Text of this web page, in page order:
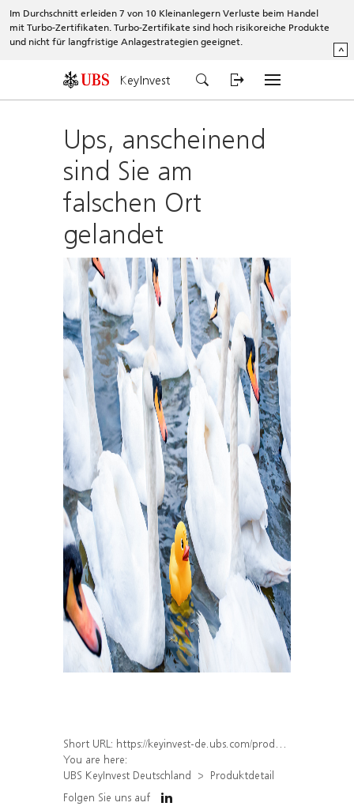
Im Durchschnitt erleiden 7 von 10 Kleinanlegern Verluste beim Handel
mit Turbo-Zertifikaten. Turbo-Zertifikate sind hoch risikoreiche Produkte
und nicht für langfristige Anlagestrategien geeignet.
^
KeyInvest
Ups, anscheinend
sind Sie am
falschen Ort
gelandet
Short URL: https://keyinvest-de.ubs.com/produkt/detail/index/isin/DE000WA8AWR2
You are here:
UBS KeyInvest Deutschland
Produktdetail
Folgen Sie uns auf